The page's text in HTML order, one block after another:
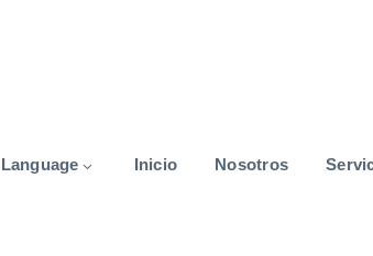
Language Inicio Nosotros